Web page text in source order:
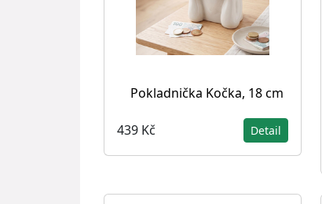
Pokladnička Kočka, 18 cm
439 Kč Detail